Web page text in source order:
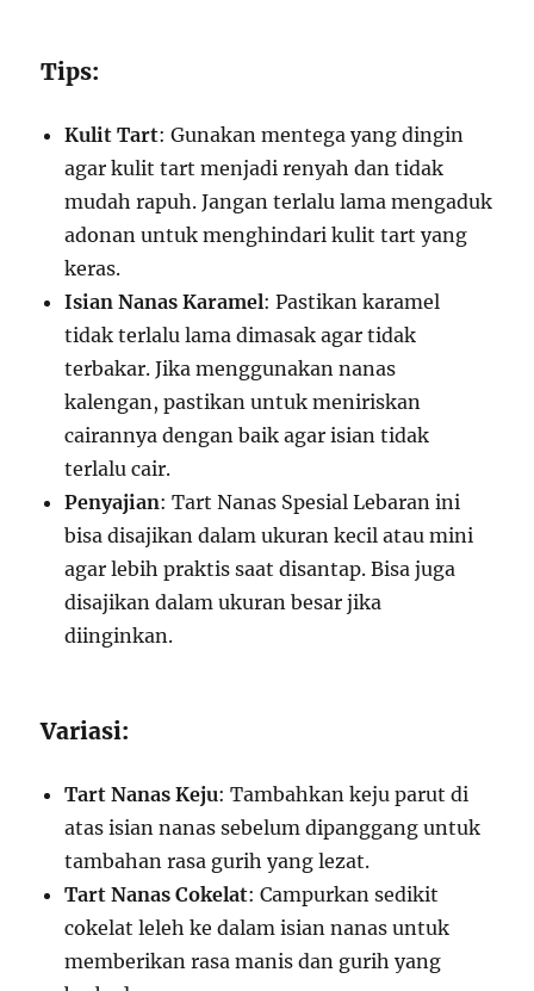
Tips:
Kulit Tart: Gunakan mentega yang dingin
agar kulit tart menjadi renyah dan tidak
mudah rapuh. Jangan terlalu lama mengaduk
adonan untuk menghindari kulit tart yang
keras.
Isian Nanas Karamel: Pastikan karamel
tidak terlalu lama dimasak agar tidak
terbakar. Jika menggunakan nanas
kalengan, pastikan untuk meniriskan
cairannya dengan baik agar isian tidak
terlalu cair.
Penyajian: Tart Nanas Spesial Lebaran ini
bisa disajikan dalam ukuran kecil atau mini
agar lebih praktis saat disantap. Bisa juga
disajikan dalam ukuran besar jika
diinginkan.
Variasi:
Tart Nanas Keju: Tambahkan keju parut di
atas isian nanas sebelum dipanggang untuk
tambahan rasa gurih yang lezat.
Tart Nanas Cokelat: Campurkan sedikit
cokelat leleh ke dalam isian nanas untuk
memberikan rasa manis dan gurih yang